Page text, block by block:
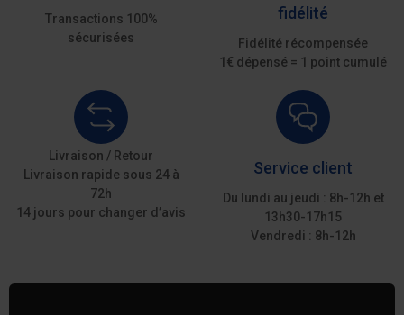
Transactions 100%
sécurisées
fidélité
Fidélité récompensée
1€ dépensé = 1 point cumulé
Livraison / Retour
Livraison rapide sous 24 à
72h
14 jours pour changer d’avis
Service client
Du lundi au jeudi : 8h-12h et
13h30-17h15
Vendredi : 8h-12h